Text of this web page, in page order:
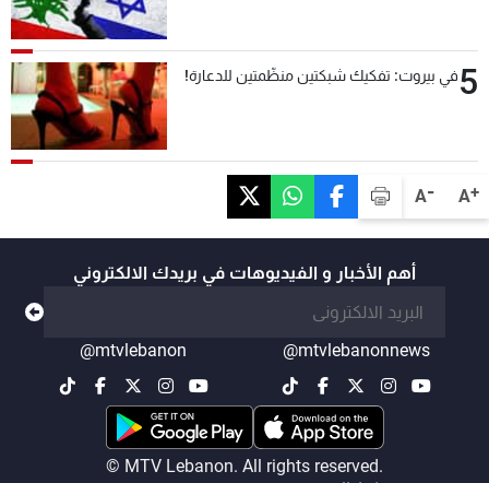
A+
A-
5في بيروت: تفكيك شبكتين منظّمتين للدعارة!
أهم الأخبار و الفيديوهات في بريدك الالكتروني
@mtvlebanonnews
@mtvlebanon
© MTV Lebanon. All rights reserved.